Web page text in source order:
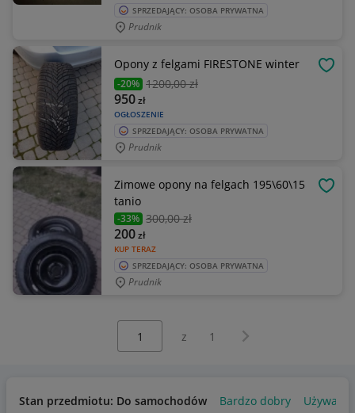
SPRZEDAJĄCY: OSOBA PRYWATNA
Prudnik
Opony z felgami FIRESTONE winter
-20% 1200,00 zł
OGŁOSZENIE
950zł
SPRZEDAJĄCY: OSOBA PRYWATNA
Prudnik
Zimowe opony na felgach 195\60\15
tanio
-33% 300,00 zł
KUP TERAZ
200zł
SPRZEDAJĄCY: OSOBA PRYWATNA
Prudnik
z 1 Następna strona
Stan przedmiotu: Do samochodów Bardzo dobry Używany